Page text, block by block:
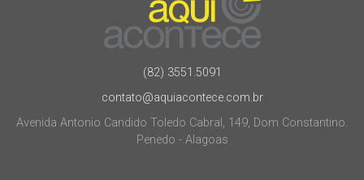
(82) 3551.5091
contato@aquiacontece.com.br
Avenida Antonio Candido Toledo Cabral, 149, Dom Constantino.
Penedo - Alagoas